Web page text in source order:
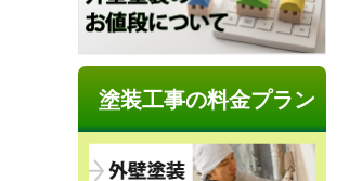
塗装工事の料金プラン